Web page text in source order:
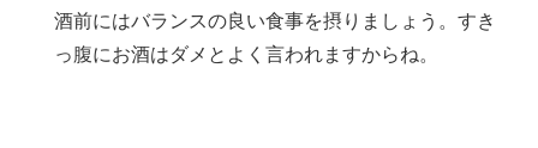
酒前にはバランスの良い食事を摂りましょう。すき
っ腹にお酒はダメとよく言われますからね。